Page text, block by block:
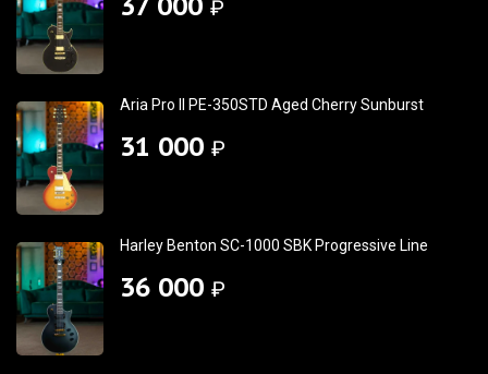
₽
Aria Pro II PE-350STD Aged Cherry Sunburst
31 000 ₽
Harley Benton SC-1000 SBK Progressive Line
36 000 ₽